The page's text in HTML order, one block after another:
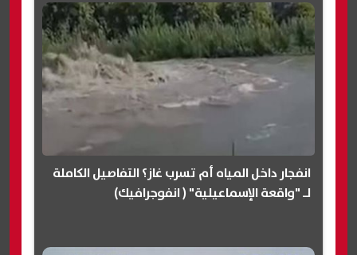
انفجار داخل المياه أم تسرب غاز؟ التفاصيل الكاملة
لـ "واقعة الإسماعيلية" ( انفوجرافيك)